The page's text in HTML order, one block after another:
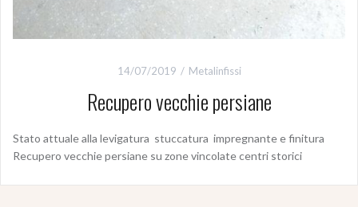
14/07/2019 Metalinfissi
Recupero vecchie persiane
Stato attuale alla levigatura stuccatura impregnante e finitura
Recupero vecchie persiane su zone vincolate centri storici